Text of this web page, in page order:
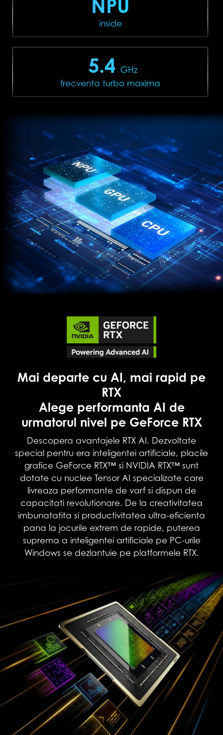
NPU
inside
5.4 GHz
frecventa turbo maxima
Mai departe cu AI, mai rapid pe
RTX
Alege performanta AI de
urmatorul nivel pe GeForce RTX
Descopera avantajele RTX AI. Dezvoltate
special pentru era inteligentei artificiale, placile
grafice GeForce RTX™ si NVIDIA RTX™ sunt
dotate cu nuclee Tensor AI specializate care
livreaza performante de varf si dispun de
capacitati revolutionare. De la creativitatea
imbunatatita si productivitatea ultra-eficienta
pana la jocurile extrem de rapide, puterea
suprema a inteligentei artificiale pe PC-urile
Windows se dezlantuie pe platformele RTX.